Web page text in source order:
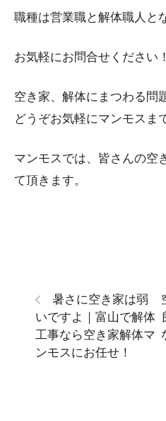
職種は営業職と解体職人と
お気軽にお問合せください！
空き家、解体にまつわる問
どうぞお気軽にマンモスま
マンモスでは、皆さんの空
て頂きます。
暑さに空き家は弱
いですよ｜富山で解体
工事なら空き家解体マ
ンモスにお任せ！